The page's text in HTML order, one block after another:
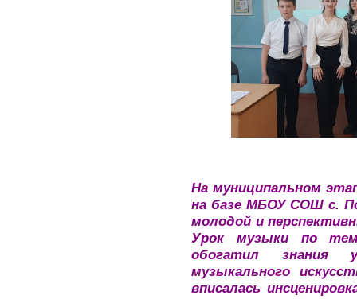
На муниципальном
на базе МБОУ СОШ с.
молодой и
Урок музыки по
обогатил знания
музыкального
вписалась